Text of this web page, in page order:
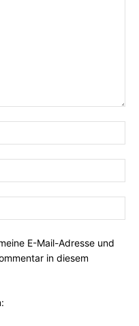
E-Mail-Adresse und
in diesem